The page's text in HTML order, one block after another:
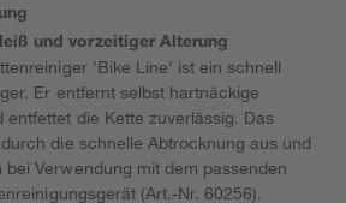
und vorzeitiger Alterung
'Bike Line' ist ein schnell
Er entfernt selbst hartnäckige
entfettet die Kette zuverlässig. Das
die schnelle Abtrocknung aus und
bei Verwendung mit dem passenden
(Art.-Nr. 60256).